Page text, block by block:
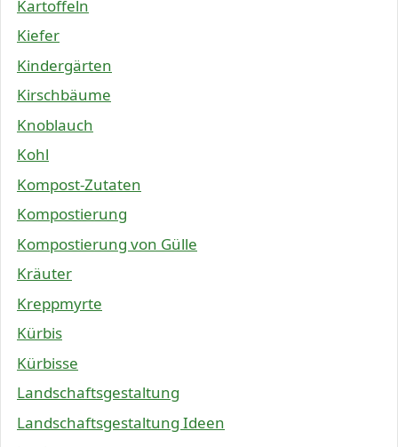
Kartoffeln
Kiefer
Kindergärten
Kirschbäume
Knoblauch
Kohl
Kompost-Zutaten
Kompostierung
Kompostierung von Gülle
Kräuter
Kreppmyrte
Kürbis
Kürbisse
Landschaftsgestaltung
Landschaftsgestaltung Ideen